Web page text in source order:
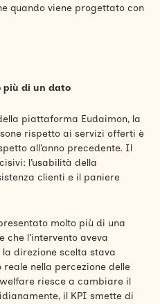
quando viene progettato con
più di un dato
piattaforma Eudaimon, la
rispetto ai servizi offerti è
all’anno precedente. Il
l’usabilità della
clienti e il paniere
molto più di una
che l’intervento aveva
direzione scelta stava
nella percezione delle
riesce a cambiare il
il KPI smette di